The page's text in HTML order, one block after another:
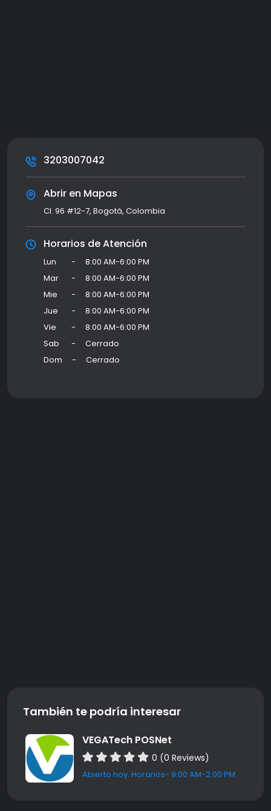
3203007042
Abrir en Mapas
Cl. 96 #12-7, Bogotá, Colombia
Horarios de Atención
Lun -
8:00 AM-6:00 PM
Mar
-
8:00 AM-6:00 PM
Mie
-
8:00 AM-6:00 PM
Jue
-
8:00 AM-6:00 PM
Vie
-
8:00 AM-6:00 PM
Sab
-
Cerrado
Dom
- Cerrado
También te podría interesar
VEGATech POSNet
0 (0 Reviews)
Abierto hoy. Horarios- 9:00 AM-2:00 PM